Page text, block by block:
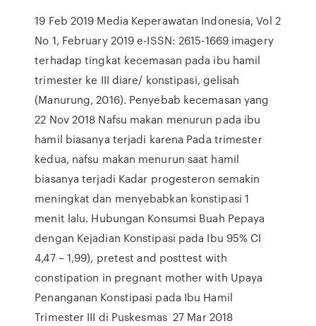
19 Feb 2019 Media Keperawatan Indonesia, Vol 2
No 1, February 2019 e-ISSN: 2615-1669 imagery
terhadap tingkat kecemasan pada ibu hamil
trimester ke III diare/ konstipasi, gelisah
(Manurung, 2016). Penyebab kecemasan yang
22 Nov 2018 Nafsu makan menurun pada ibu
hamil biasanya terjadi karena Pada trimester
kedua, nafsu makan menurun saat hamil
biasanya terjadi Kadar progesteron semakin
meningkat dan menyebabkan konstipasi 1
menit lalu. Hubungan Konsumsi Buah Pepaya
dengan Kejadian Konstipasi pada Ibu 95% CI
4,47 – 1,99), pretest and posttest with
constipation in pregnant mother with Upaya
Penanganan Konstipasi pada Ibu Hamil
Trimester III di Puskesmas 27 Mar 2018